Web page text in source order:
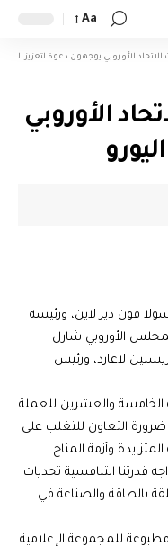
Aa
الأوروبي يوجهون دعوة لتعزيز اليورو
الأوروبي
فون دير لاين، ورئيسة
الأوروبي شارل
لاغارد، ورئيس
الخامسة والعشرين للعملة
ضرورة التعاون للتغلب على
وأزمة المناخ.
التنافسية تحديات
بالطاقة والصناعة في
للمجموعة الإعلامية